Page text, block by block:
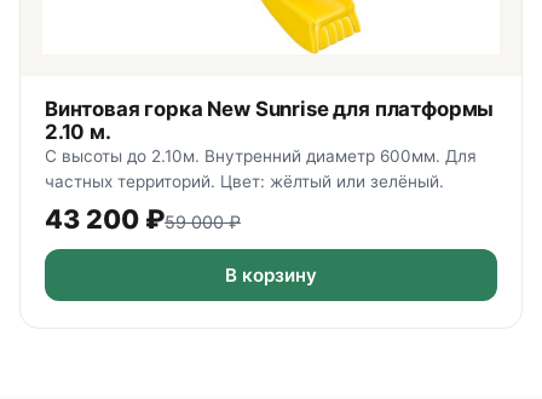
Винтовая горка New Sunrise для платформы
2.10 м.
С высоты до 2.10м. Внутренний диаметр 600мм. Для
частных территорий. Цвет: жёлтый или зелёный.
43 200 ₽59 000₽
В корзину